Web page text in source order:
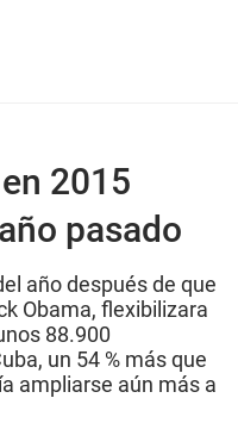
2015
pasado
año después de que
Obama, flexibilizara
88.900
un 54 % más que
ampliarse aún más a